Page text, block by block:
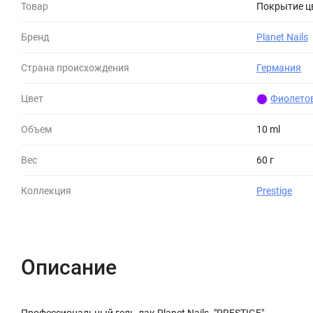
Товар Покрытие
Бренд Planet Nails
Страна происхождения Германия
Цвет
Объем 10 ml
Вес 60 г
Коллекция Prestige
Описание